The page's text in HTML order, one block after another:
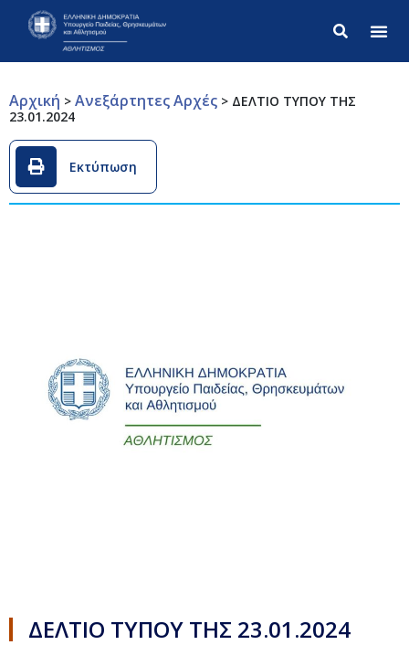
Αρχική > Ανεξάρτητες Αρχές > ΔΕΛΤΙΟ ΤΥΠΟΥ ΤΗΣ
23.01.2024
Εκτύπωση
ΔΕΛΤΙΟ ΤΥΠΟΥ ΤΗΣ 23.01.2024